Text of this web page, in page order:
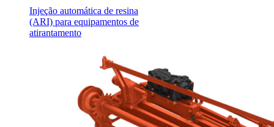
Injeção automática de resina
(ARI) para equipamentos de
atirantamento